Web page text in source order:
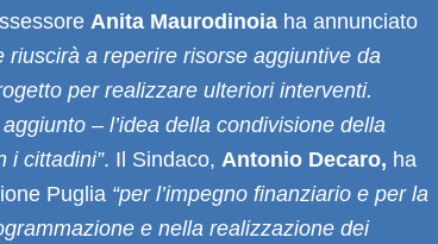
Anita Maurodinoia ha annunciato
riuscirà a reperire risorse aggiuntive da
per realizzare ulteriori interventi.
– l’idea della condivisione della
i cittadini”. Il Sindaco, Antonio Decaro, ha
Puglia “per l’impegno finanziario e per la
e nella realizzazione dei